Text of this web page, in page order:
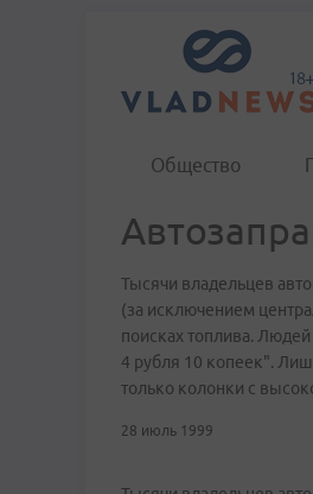
Общество
Тысячи владельцев
(за исключением
поисках топлива.
4 рубля 10 копеек".
только колонки с
28 июль 1999